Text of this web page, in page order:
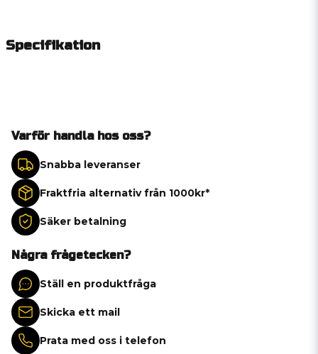
Specifikation
Varför handla hos oss?
Snabba leveranser
Fraktfria alternativ från 1000kr*
Säker betalning
Några frågetecken?
Ställ en produktfråga
Skicka ett mail
Prata med oss i telefon